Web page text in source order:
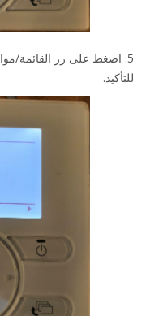
5. اضغط على زر القائمة/
للتأكيد.